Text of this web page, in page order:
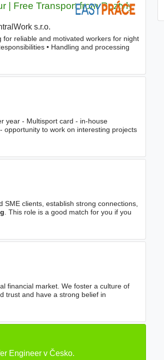
| Free Transport from Roztyly
s.r.o.
reliable and motivated workers for night
• Handling and processing
year - Multisport card - in-house
opportunity to work on interesting projects
clients, establish strong connections,
. This role is a good match for you if you
financial market. We foster a culture of
trust and have a strong belief in
Engineer v Česko.